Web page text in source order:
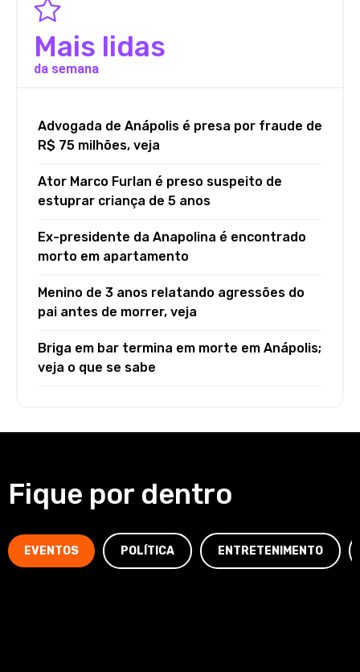
Mais lidas
da semana
Advogada de Anápolis é presa por fraude de
R$ 75 milhões, veja
Ator Marco Furlan é preso suspeito de
estuprar criança de 5 anos
Ex-presidente da Anapolina é encontrado
morto em apartamento
Menino de 3 anos relatando agressões do
pai antes de morrer, veja
Briga em bar termina em morte em Anápolis;
veja o que se sabe
Fique por dentro
EVENTOS POLÍTICA ENTRETENIMENTO